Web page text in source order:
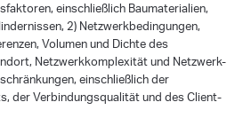
einschließlich Baumaterialien,
2) Netzwerkbedingungen,
Volumen und Dichte des
Netzwerkkomplexität und Netzwerk-
einschließlich der
der Verbindungsqualität und des Client-